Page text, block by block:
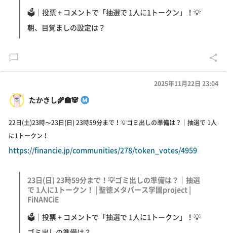
🗳｜投票 + コメントで「抽選で 1人に1トークン」！💡
朝、目覚ましの設定は？
たかきし🌾🏫🐼
2025年11月22日 23:04
22日(土)23時〜23日(日) 23時59分まで！💡ゴミ出しの準備は？｜抽選で 1人
に1トークン！
https://financie.jp/communities/278/token_votes/4959
23日(日) 23時59分まで！💡ゴミ出しの準備は？｜抽選
で 1人に1トークン！ | 聖徳メタバース学園project |
FiNANCiE
🗳｜投票 + コメントで「抽選で 1人に1トークン」！💡